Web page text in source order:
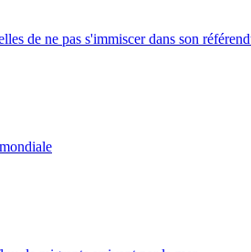
de ne pas s'immiscer dans son